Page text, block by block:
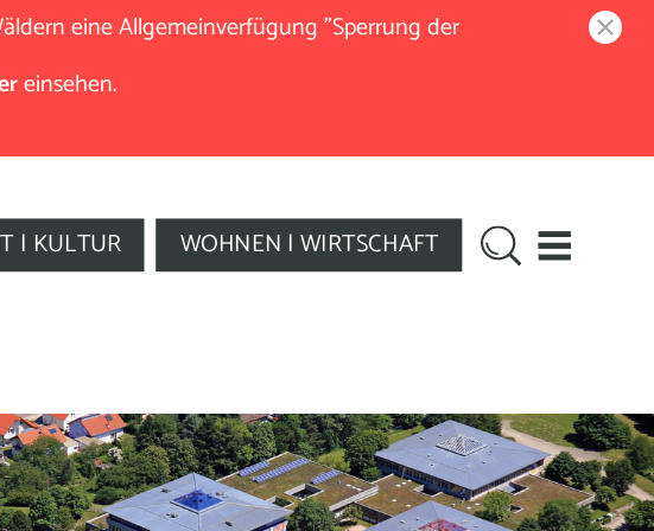
eine Allgemeinverfügung "Sperrung der
einsehen.
| KULTUR WOHNEN | WIRTSCHAFT